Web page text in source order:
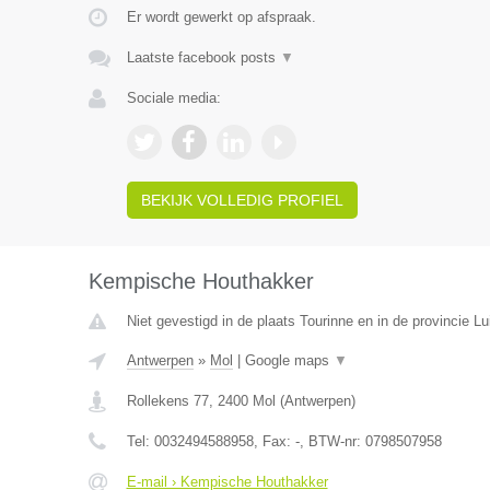
Er wordt gewerkt op afspraak.
Laatste facebook posts ▼
Sociale media:
BEKIJK VOLLEDIG PROFIEL
Kempische Houthakker
Niet gevestigd in de plaats Tourinne en in de provincie
Antwerpen» Mol Google maps ▼
Rollekens 77, 2400 Mol (Antwerpen)
Tel: 0032494588958, Fax: -, BTW-nr: 0798507958
E-mail › Kempische Houthakker